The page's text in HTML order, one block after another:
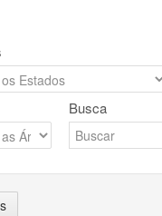
Busca